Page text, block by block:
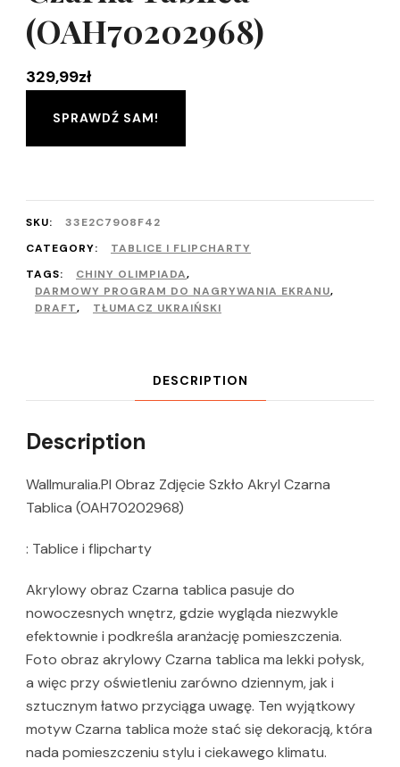
(OAH70202968)
329,99zł
SPRAWDŹ SAM!
SKU:
33E2C7908F42
CATEGORY:
TABLICE I FLIPCHARTY
TAGS:
CHINY OLIMPIADA,
DARMOWY PROGRAM DO NAGRYWANIA EKRANU,
DRAFT, TŁUMACZ UKRAIŃSKI
DESCRIPTION
Description
Wallmuralia.Pl Obraz Zdjęcie Szkło Akryl Czarna
Tablica (OAH70202968)
: Tablice i flipcharty
Akrylowy obraz Czarna tablica pasuje do
nowoczesnych wnętrz, gdzie wygląda niezwykle
efektownie i podkreśla aranżację pomieszczenia.
Foto obraz akrylowy Czarna tablica ma lekki połysk,
a więc przy oświetleniu zarówno dziennym, jak i
sztucznym łatwo przyciąga uwagę. Ten wyjątkowy
motyw Czarna tablica może stać się dekoracją, która
nada pomieszczeniu stylu i ciekawego klimatu.